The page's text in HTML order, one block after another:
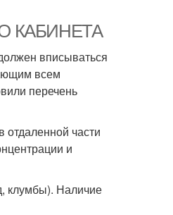
КАБИНЕТА
вписываться
всем
перечень
части
и
клумбы). Наличие